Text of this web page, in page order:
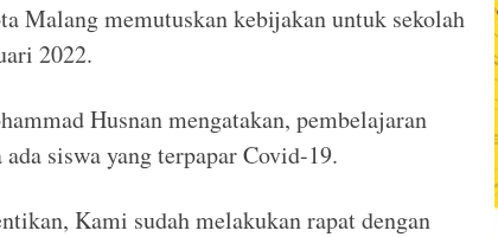
Malang memutuskan kebijakan untuk sekolah
2022.
Husnan mengatakan, pembelajaran
siswa yang terpapar Covid-19.
Kami sudah melakukan rapat dengan